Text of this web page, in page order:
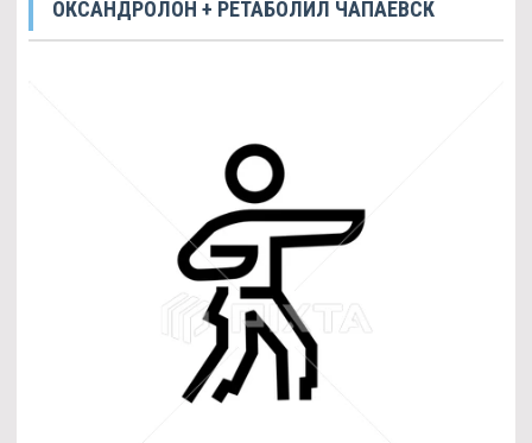
ОКСАНДРОЛОН + РЕТАБОЛИЛ ЧАПАЕВСК